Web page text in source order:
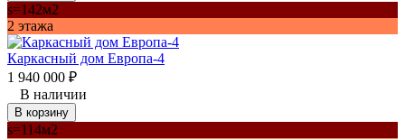
s=142м2
2 этажа
Каркасный дом Европа-4
1 940 000 ₽
В наличии
В корзину
s=114м2